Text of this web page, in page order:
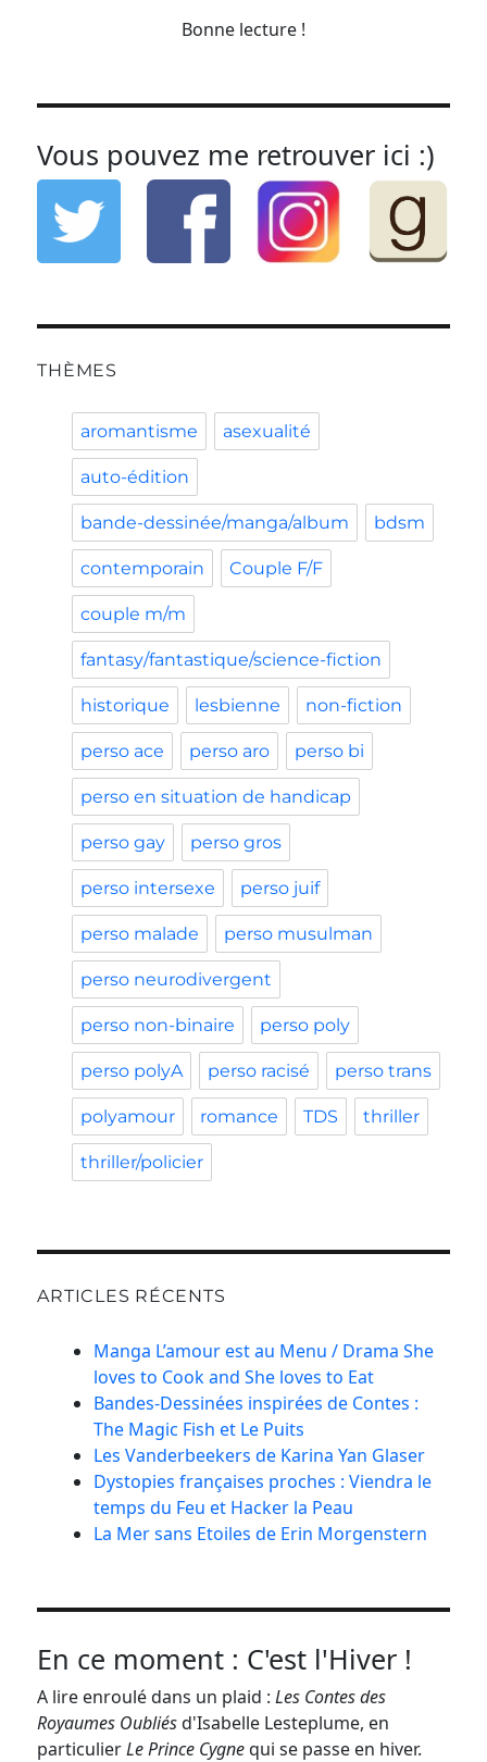
Bonne lecture !
Vous pouvez me retrouver ici :)
THÈMES
aromantisme asexualité
auto-édition
bande-dessinée/manga/album bdsm
contemporain Couple F/F
couple m/m
fantasy/fantastique/science-fiction
historique lesbienne non-fiction
perso ace perso aro perso bi
perso en situation de handicap
perso gay perso gros
perso intersexe perso juif
perso malade perso musulman
perso neurodivergent
perso non-binaire perso poly
perso polyA perso racisé perso trans
polyamour romance TDS thriller
thriller/policier
ARTICLES RÉCENTS
Manga L’amour est au Menu / Drama She
loves to Cook and She loves to Eat
Bandes-Dessinées inspirées de Contes :
The Magic Fish et Le Puits
Les Vanderbeekers de Karina Yan Glaser
Dystopies françaises proches : Viendra le
temps du Feu et Hacker la Peau
La Mer sans Etoiles de Erin Morgenstern
En ce moment : C'est l'Hiver !
A lire enroulé dans un plaid :Les Contes des
Royaumes Oubliésd'Isabelle Lesteplume, en
particulierLe Prince Cygnequi se passe en hiver.